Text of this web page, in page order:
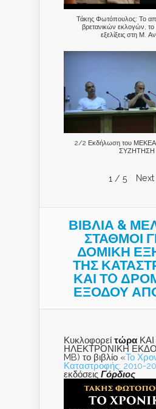
Τάκης Φωτόπουλος: Το
βρετανικών εκλογών, το
εξελίξεις στη Μ.
2/2 Εκδήλωση του
ΣΥΖΗΤΗΣΗ
1 / 5 Next
ΒΙΒΛΙΑ &
ΣΤΑΘΜΟΙ
ΔΟΜΙΚΗ
ΤΗΣ
ΚΑΙ ΤO
ΕΞΟΔΟΥ
Κυκλοφορεί τώρα
ΗΛΕΚΤΡΟΝΙΚΗ
MB) το βιβλίο «Το
Καταστροφής: 2010-
εκδόσεις Γόρδιος